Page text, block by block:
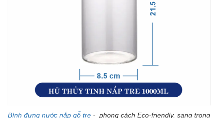
Bình đựng nước nắp gỗ tre - phong cách Eco-friendly, sang trọng